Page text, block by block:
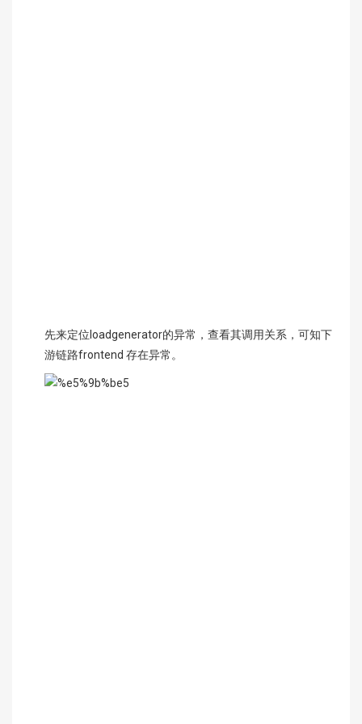
先来定位loadgenerator的异常，查看其调用关系，可知下
游链路frontend 存在异常。